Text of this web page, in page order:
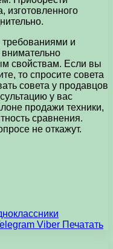
изготовленного
и
свойствам. Если вы
то спросите совета
совета у продавцов
у вас
продажи техники,
сравнения.
не откажут.
Viber Печатать